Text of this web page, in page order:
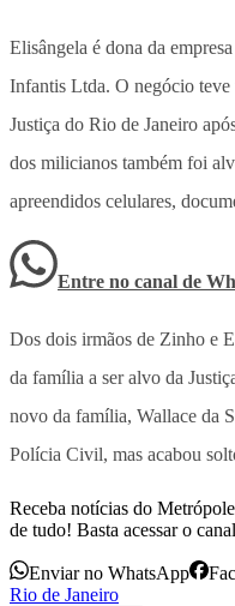
Elisângela é dona da
Infantis Ltda. O negócio teve
Justiça do Rio de Janeiro
dos milicianos também foi
apreendidos celulares,
Entre no canal de
Dos dois irmãos de Zinho e
da família a ser alvo da
novo da família, Wallace da
Polícia Civil, mas acabou
Receba notícias do
de tudo! Basta acessar o
Enviar no WhatsApp
Rio de Janeiro